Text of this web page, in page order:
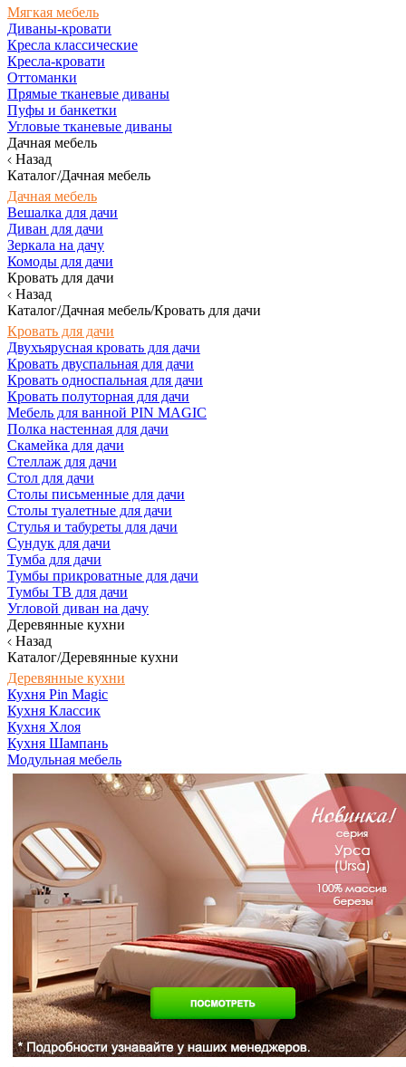
Мягкая мебель
Диваны-кровати
Кресла классические
Кресла-кровати
Оттоманки
Прямые тканевые диваны
Пуфы и банкетки
Угловые тканевые диваны
Дачная мебель
Назад
Каталог/Дачная мебель
Дачная мебель
Вешалка для дачи
Диван для дачи
Зеркала на дачу
Комоды для дачи
Кровать для дачи
Назад
Каталог/Дачная мебель/Кровать для дачи
Кровать для дачи
Двухъярусная кровать для дачи
Кровать двуспальная для дачи
Кровать односпальная для дачи
Кровать полуторная для дачи
Мебель для ванной PIN MAGIC
Полка настенная для дачи
Скамейка для дачи
Стеллаж для дачи
Стол для дачи
Столы письменные для дачи
Столы туалетные для дачи
Стулья и табуреты для дачи
Сундук для дачи
Тумба для дачи
Тумбы прикроватные для дачи
Тумбы ТВ для дачи
Угловой диван на дачу
Деревянные кухни
Назад
Каталог/Деревянные кухни
Деревянные кухни
Кухня Pin Magic
Кухня Классик
Кухня Хлоя
Кухня Шампань
Модульная мебель